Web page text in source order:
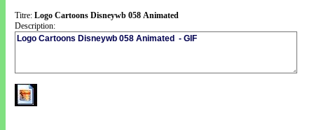
Titre: Logo Cartoons Disneywb 058 Animated
Description: